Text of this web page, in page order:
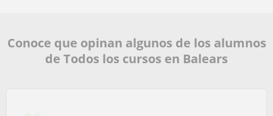
Conoce que opinan algunos de los alumnos
de Todos los cursos en Balears